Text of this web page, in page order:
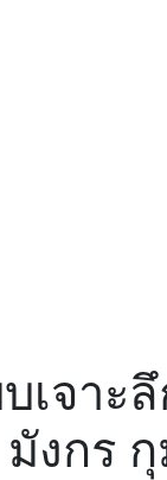
เจาะ
งกร